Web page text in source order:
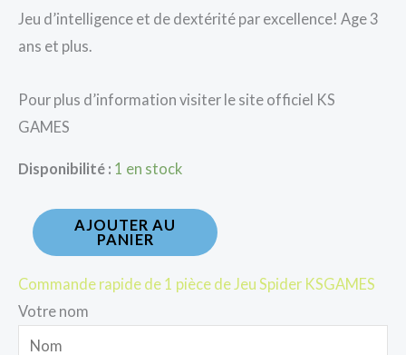
Jeu d’intelligence et de dextérité par excellence! Age 3
ans et plus.
Pour plus d’information visiter le site officiel KS
GAMES
Disponibilité : 1 en stock
AJOUTER AU
PANIER
Commande rapide de 1 pièce de Jeu Spider KSGAMES
Votre nom